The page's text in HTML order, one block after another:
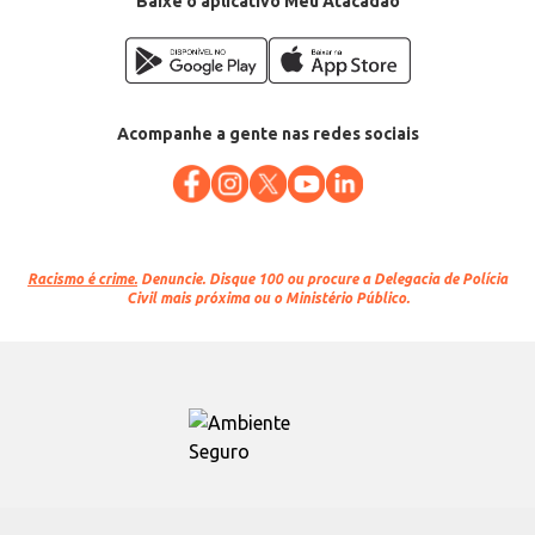
Acompanhe a gente nas redes sociais
Racismo é crime. Denuncie. Disque 100 ou procure a Delegacia de Polícia
Civil mais próxima ou o Ministério Público.